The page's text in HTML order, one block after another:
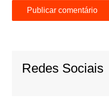
Redes Sociais